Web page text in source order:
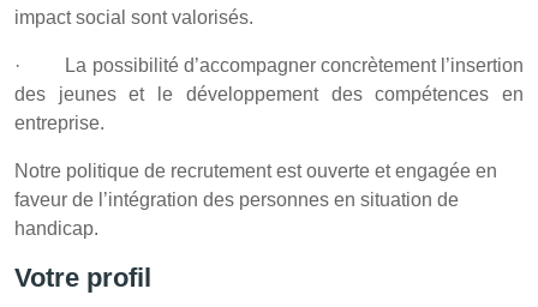
impact social sont valorisés.
· La possibilité d’accompagner concrètement l’insertion
des jeunes et le développement des compétences en
entreprise.
Notre politique de recrutement est ouverte et engagée en
faveur de l’intégration des personnes en situation de
handicap.
Votre profil